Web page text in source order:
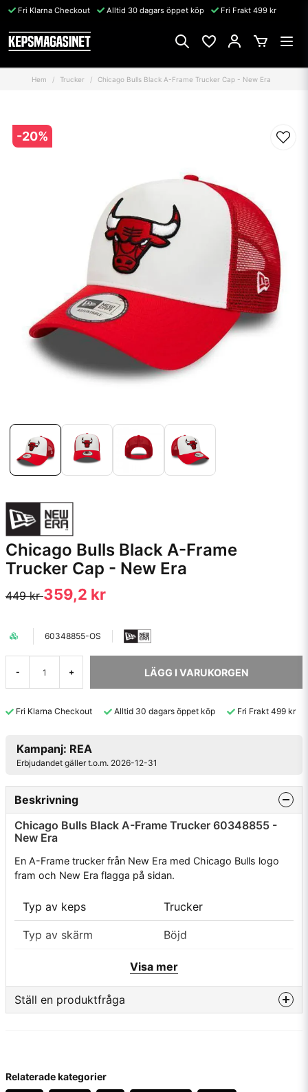
Fri Klarna Checkout Alltid 30 dagars öppet köp Fri Frakt 499 kr
Hem Trucker Chicago Bulls Black A-Frame Trucker Cap - New Era
-20%
Chicago Bulls Black A-Frame
Trucker Cap - New Era
449 kr359,2 kr
60348855-OS
- + LÄGG I VARUKORGEN
Fri Klarna Checkout Alltid 30 dagars öppet köp Fri Frakt 499 kr
Kampanj: REA
Erbjudandet gäller t.o.m. 2026-12-31
Beskrivning
Chicago Bulls Black A-Frame Trucker 60348855 -
New Era
En A-Frame trucker från New Era med Chicago Bulls logo
fram och New Era flagga på sidan.
Typ av keps Trucker
Typ av skärm Böjd
Röd/Vit
Tillverkare
Visa mer
Ställ en produktfråga
Relaterade kategorier